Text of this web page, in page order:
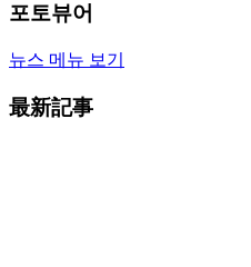
포토뷰어
뉴스 메뉴 보기
最新記事